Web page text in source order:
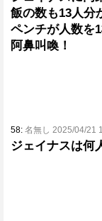
飯の数も13人分
ペンチが人数を
阿鼻叫喚！
58: 名無し 2025/04/21
ジェイナスは何